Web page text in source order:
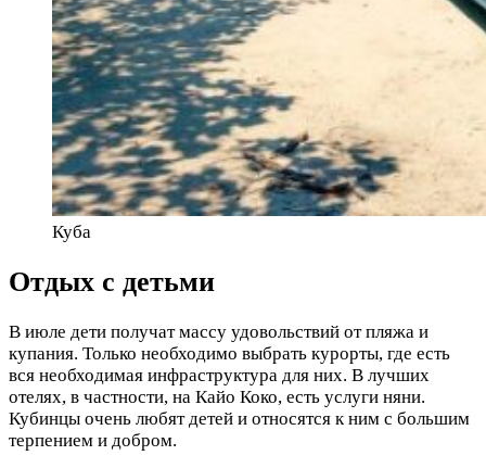
Куба
Отдых с детьми
В июле дети получат массу удовольствий от пляжа и
купания. Только необходимо выбрать курорты, где есть
вся необходимая инфраструктура для них. В лучших
отелях, в частности, на Кайо Коко, есть услуги няни.
Кубинцы очень любят детей и относятся к ним с большим
терпением и добром.